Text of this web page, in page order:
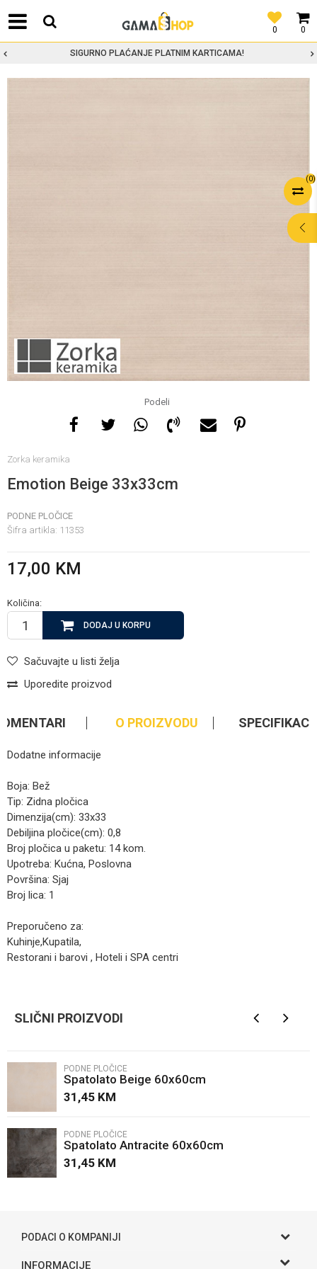
0
0
SIGURNO PLAĆANJE PLATNIM KARTICAMA!
(0)
Podeli
Zorka keramika
Emotion Beige 33x33cm
PODNE PLOČICE
Šifra artikla: 11353
17,00 KM
Količina:
DODAJ U KORPU
Sačuvajte u listi želja
Uporedite proizvod
O PROIZVODU
Dodatne informacije
Boja: Bež
Tip: Zidna pločica
Dimenzija(cm): 33x33
Debiljina pločice(cm): 0,8
Broj pločica u paketu: 14 kom.
Upotreba: Kućna, Poslovna
Površina: Sjaj
Broj lica: 1
Preporučeno za:
Kuhinje,Kupatila,
Restorani i barovi , Hoteli i SPA centri
SLIČNI PROIZVODI
PODNE PLOČICE
Spatolato Beige 60x60cm
31,45 KM
PODNE PLOČICE
Spatolato Antracite 60x60cm
31,45 KM
PODACI O KOMPANIJI
Gama S doo
INFORMACIJE